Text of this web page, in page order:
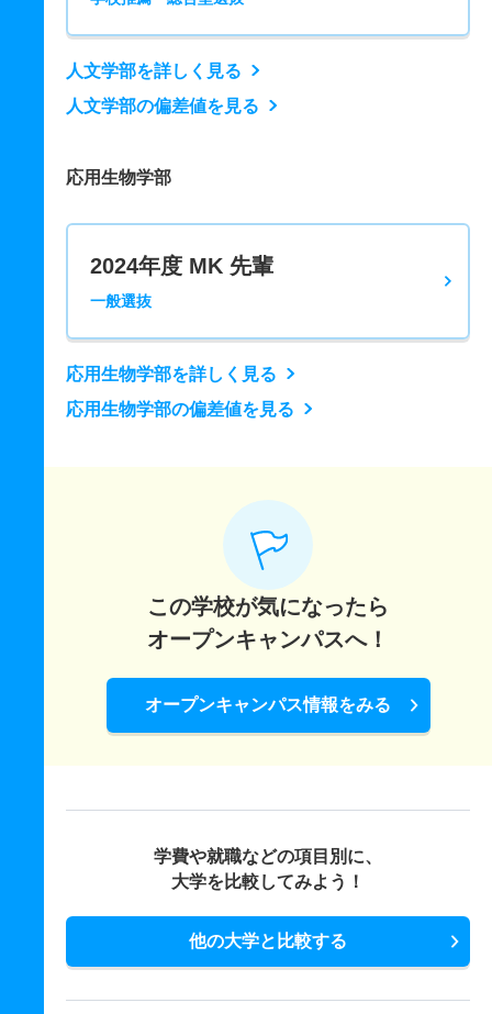
人文学部を詳しく見る
人文学部の偏差値を見る
応用生物学部
2024年度 MK 先輩
一般選抜
応用生物学部を詳しく見る
応用生物学部の偏差値を見る
この学校が気になったら
オープンキャンパスへ！
オープンキャンパス情報をみる
学費や就職などの項目別に、
大学を比較してみよう！
他の大学と比較する